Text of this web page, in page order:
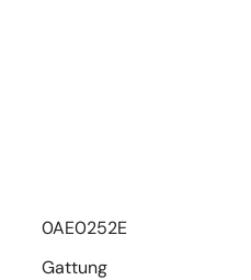
0AE0252E
Gattung